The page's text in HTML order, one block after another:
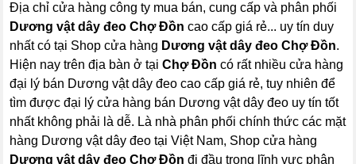
Địa chỉ cửa hàng công ty mua bán, cung cấp và phân phối
Dương vật dây đeo Chợ Đồn cao cấp giá rẻ... uy tín duy
nhất có tại Shop cửa hàng Dương vật dây đeo Chợ Đồn.
Hiện nay trên địa bàn ở tạiChợ Đồn có rất nhiều cửa hàng
đại lý bán Dương vật dây đeo cao cấp giá rẻ, tuy nhiên để
tìm được đại lý cửa hàng bán Dương vật dây đeo uy tín tốt
nhất không phải là dễ. Là nhà phân phối chính thức các mặt
hàng Dương vật dây đeo tại Việt Nam, Shop cửa hàng
Dương vật dây đeo Chợ Đồn đi đầu trong lĩnh vực phân